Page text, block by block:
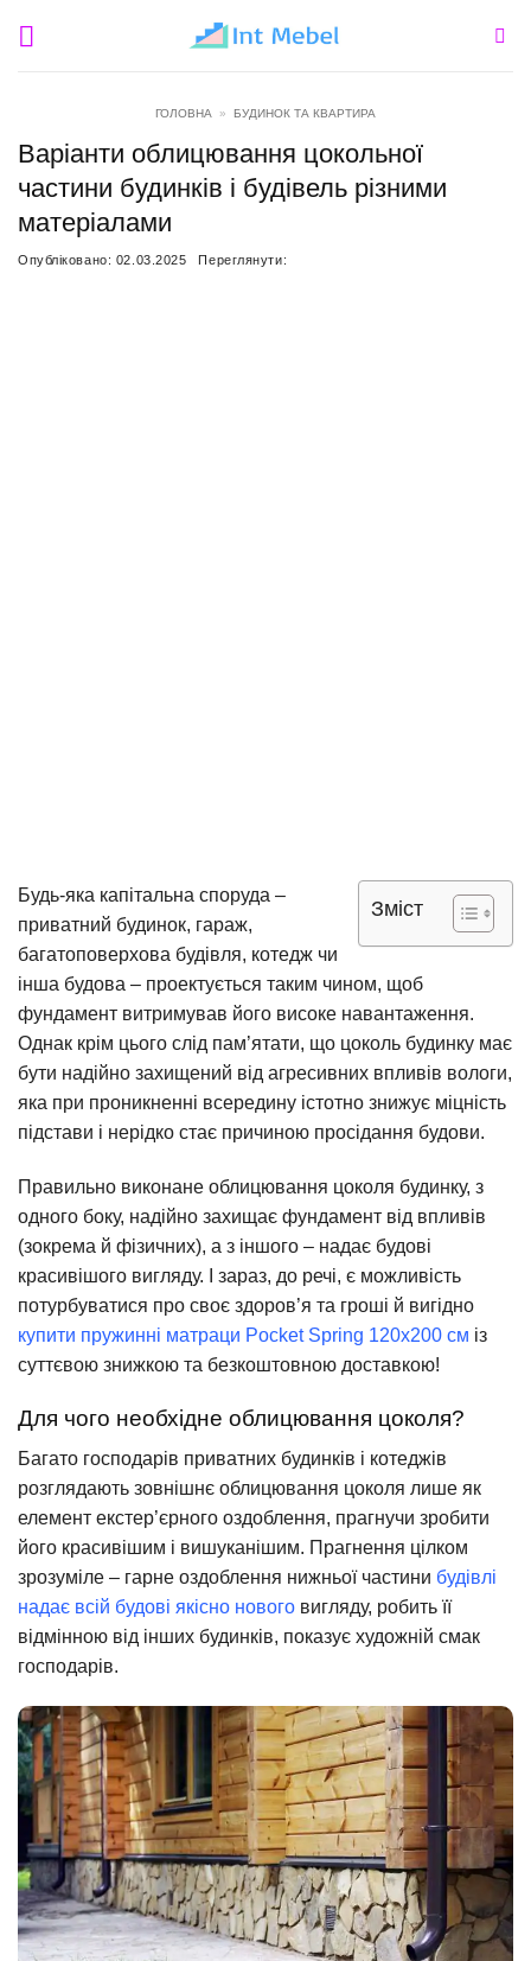
ГОЛОВНА » БУДИНОК ТА КВАРТИРА
Варіанти облицювання цокольної
частини будинків і будівель різними
матеріалами
Опубліковано: 02.03.2025 Переглянути:
Зміст
Будь-яка капітальна споруда –
приватний будинок, гараж,
багатоповерхова будівля, котедж чи
інша будова – проектується таким чином, щоб
фундамент витримував його високе навантаження.
Однак крім цього слід пам’ятати, що цоколь будинку має
бути надійно захищений від агресивних впливів вологи,
яка при проникненні всередину істотно знижує міцність
підстави і нерідко стає причиною просідання будови.
Правильно виконане облицювання цоколя будинку, з
одного боку, надійно захищає фундамент від впливів
(зокрема й фізичних), а з іншого – надає будові
красивішого вигляду. І зараз, до речі, є можливість
потурбуватися про своє здоров’я та гроші й вигідно
купити пружинні матраци Pocket Spring 120х200 см із
суттєвою знижкою та безкоштовною доставкою!
Для чого необхідне облицювання цоколя?
Багато господарів приватних будинків і котеджів
розглядають зовнішнє облицювання цоколя лише як
елемент екстер’єрного оздоблення, прагнучи зробити
його красивішим і вишуканішим. Прагнення цілком
зрозуміле – гарне оздоблення нижньої частини будівлі
надає всій будові якісно нового вигляду, робить її
відмінною від інших будинків, показує художній смак
господарів.